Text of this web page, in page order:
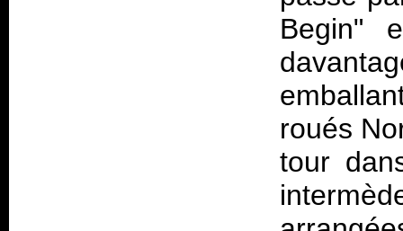
Begin"
roués
tour